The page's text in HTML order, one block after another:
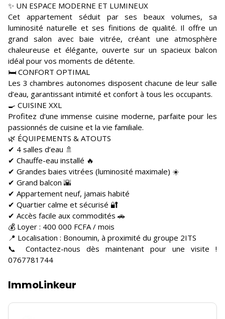
✨ UN ESPACE MODERNE ET LUMINEUX
Cet appartement séduit par ses beaux volumes, sa
luminosité naturelle et ses finitions de qualité. Il offre un
grand salon avec baie vitrée, créant une atmosphère
chaleureuse et élégante, ouverte sur un spacieux balcon
idéal pour vos moments de détente.
🛏️ CONFORT OPTIMAL
Les 3 chambres autonomes disposent chacune de leur salle
d’eau, garantissant intimité et confort à tous les occupants.
🍳 CUISINE XXL
Profitez d’une immense cuisine moderne, parfaite pour les
passionnés de cuisine et la vie familiale.
🌿 ÉQUIPEMENTS & ATOUTS
✔ 4 salles d’eau 🚿
✔ Chauffe-eau installé 🔥
✔ Grandes baies vitrées (luminosité maximale) ☀️
✔ Grand balcon 🌇
✔ Appartement neuf, jamais habité
✔ Quartier calme et sécurisé 🔐
✔ Accès facile aux commodités 🚗
💰 Loyer : 400 000 FCFA / mois
📍 Localisation : Bonoumin, à proximité du groupe 2ITS
📞 Contactez-nous dès maintenant pour une visite !
0767781744
ImmoLinkeur